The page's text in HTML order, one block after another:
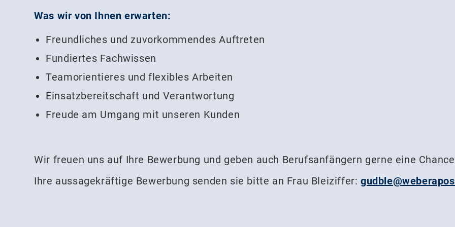
Was wir von Ihnen erwarten:
Freundliches und zuvorkommendes Auftreten
Fundiertes Fachwissen
Teamorientieres und flexibles Arbeiten
Einsatzbereitschaft und Verantwortung
Freude am Umgang mit unseren Kunden
Wir freuen uns auf Ihre Bewerbung und geben auch Berufsanfängern gerne eine
Ihre aussagekräftige Bewerbung senden sie bitte an Frau Bleiziffer: